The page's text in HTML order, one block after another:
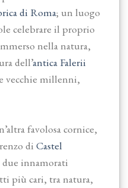
di Roma; un luogo
celebrare il proprio
nella natura,
dell’antica Falerii
vecchie millenni,
favolosa cornice,
diCastel
innamorati
più cari, tra natura,